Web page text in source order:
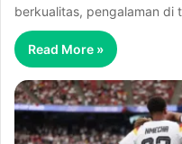
berkualitas, pengalaman di
Read More »